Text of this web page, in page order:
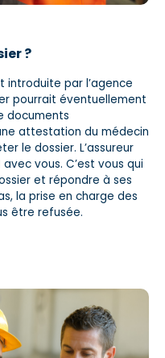
?
introduite par l’agence
pourrait éventuellement
documents
attestation du médecin
le dossier. L’assureur
vous. C’est vous qui
et répondre à ses
la prise en charge des
être refusée.